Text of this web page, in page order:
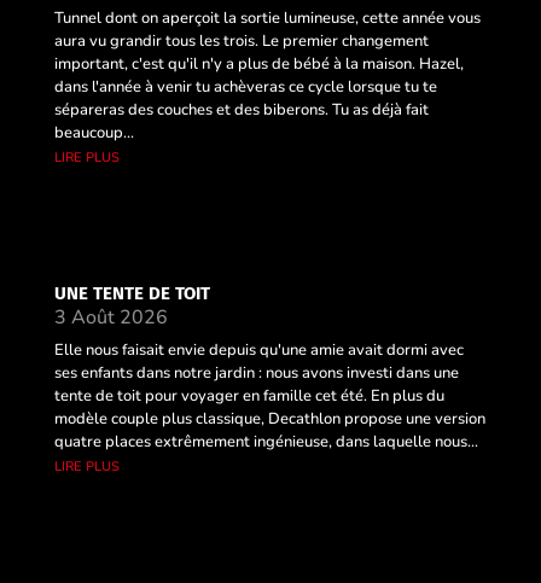
Tunnel dont on aperçoit la sortie lumineuse, cette année vous
aura vu grandir tous les trois. Le premier changement
important, c'est qu'il n'y a plus de bébé à la maison. Hazel,
dans l'année à venir tu achèveras ce cycle lorsque tu te
sépareras des couches et des biberons. Tu as déjà fait
beaucoup...
lire plus
UNE TENTE DE TOIT
3 Août 2026
Elle nous faisait envie depuis qu'une amie avait dormi avec
ses enfants dans notre jardin : nous avons investi dans une
tente de toit pour voyager en famille cet été. En plus du
modèle couple plus classique, Decathlon propose une version
quatre places extrêmement ingénieuse, dans laquelle nous...
lire plus